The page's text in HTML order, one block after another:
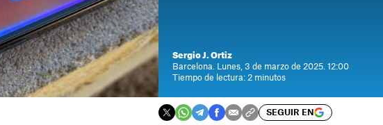
Sergio J. Ortiz
Barcelona. Lunes, 3 de marzo de 2025. 12:00
Tiempo de lectura: 2 minutos
SEGUIR EN